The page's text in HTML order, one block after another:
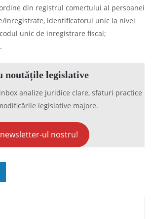
din registrul comertului al persoanei
inregistrate, identificatorul unic la nivel
unic de inregistrare fiscal;
noutățile legislative
analize juridice clare, sfaturi practice
legislative majore.
ul nostru!